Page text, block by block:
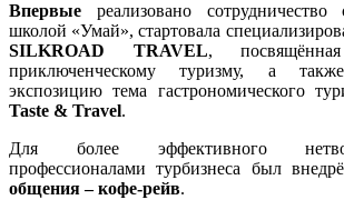
Впервые реализовано сотрудничество
школой «Умай», стартовала
SILKROAD TRAVEL,
приключенческому туризму, а
экспозицию тема гастрономического
Taste & Travel.
Для более эффективного
профессионалами турбизнеса был
общения – кофе-рейв.